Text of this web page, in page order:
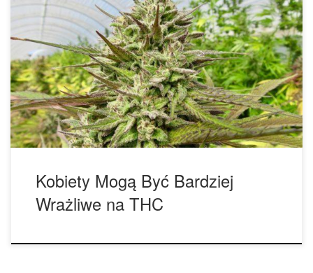
Nowe badanie sugeruje, że kobiety mogą być bardziej
wrażliwe na THC niż mężczyźni. Według badań
przeprowadzonych przez kanadyjskich naukowców, kobiety
mają tendencję do odczuwania tych samych
psychoaktywnych skutków marihuany co mężczyźni przy
niższej dawce THC. Raport z badania „Różnice płci w
ostrych skutkach palenia konopi indyjskich: Badania
laboratoryjne na młodych […]
Kobiety Mogą Być Bardziej
Wrażliwe na THC